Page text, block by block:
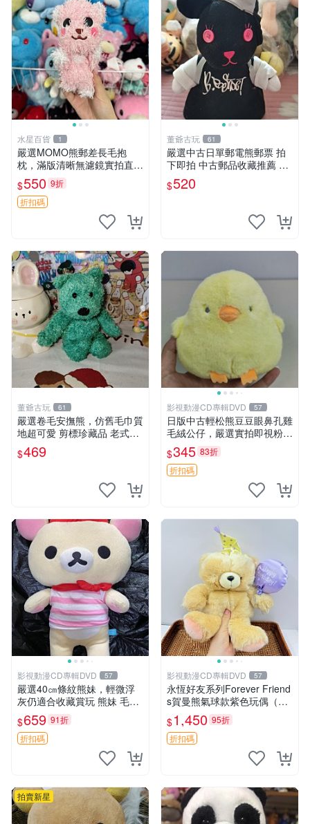
水星百貨 1
嚴選MOMO熊郵差長毛抱
枕，滿版清晰無濾鏡實拍直
銷。每周新品到貨，不容錯
過！ 郵差熊 長毛 抱枕
$550 9折
折扣碼
董爺古玩 61
嚴選中古日單郵電熊郵票 拍
下即拍 中古郵品收藏推薦 郵
票 郵電熊 日本
$520
董爺古玩 61
嚴選卷毛安撫熊，仿舊毛巾質
地超可愛 剪標珍藏品 老式毛
巾質地 安撫熊 款式
$469
影視動漫CD專輯DVD 57
日版中古輕松熊豆豆眼鼻孔雞
毛絨公仔，嚴選實拍即視粉絲
必買 公仔紙箱氣泡膜精心包
裝快速發貨 輕松熊 公仔 雞毛
絨
$345 83折
折扣碼
影視動漫CD專輯DVD 57
嚴選40㎝條紋熊妹，輕微浮
灰仍適合收藏賞玩 熊妹 毛絨
玩具 浮雕熊
$659 91折
折扣碼
影視動漫CD專輯DVD 57
永恆好友系列Forever Friend
s賀曼熊氣球款紫色玩偶（鼻
子稍有磨損） 中古玩具 氣球
熊 玩偶
$1,450 95折
折扣碼
拍賣新星